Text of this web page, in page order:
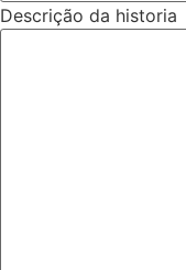
Descrição da historia